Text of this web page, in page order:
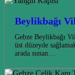
Beylikbağı
Gebze Beylikbağı
üst düzeyde
arada sunan…